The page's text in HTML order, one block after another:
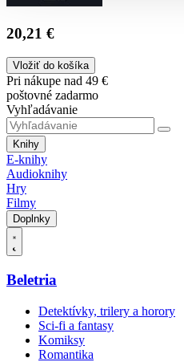
20,21 €
Vložiť do košíka
Pri nákupe nad 49 €
poštovné zadarmo
Vyhľadávanie
Knihy
E-knihy
Audioknihy
Hry
Filmy
Doplnky
Beletria
Detektívky, trilery a horory
Sci-fi a fantasy
Komiksy
Romantika